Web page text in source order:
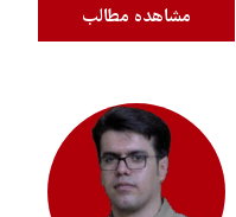
مشاهده مطالب